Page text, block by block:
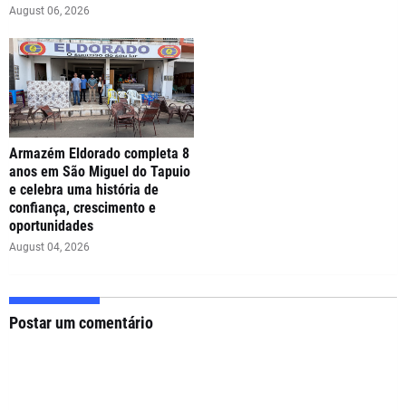
August 06, 2026
Armazém Eldorado completa 8
anos em São Miguel do Tapuio
e celebra uma história de
confiança, crescimento e
oportunidades
August 04, 2026
Postar um comentário